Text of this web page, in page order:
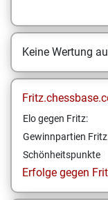
Keine Wertung
Elo gegen Fritz:
Gewinnpartien
Schönheitspunkte
Erfolge gegen